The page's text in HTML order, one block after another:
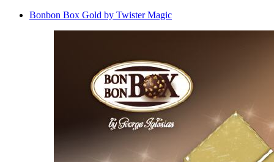
Bonbon Box Gold by Twister Magic